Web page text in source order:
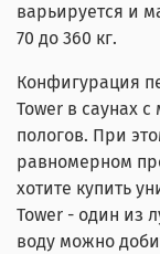
варьируется и
70 до 360 кг.
Конфигурация
Tower в саунах
пологов. При
равномерном
хотите купить
Tower - один из
воду можно